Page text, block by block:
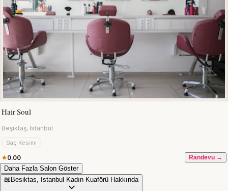
Hair Soul
Beşiktaş, İstanbul
Saç Kesimi
0.00 Randevu →
Daha Fazla Salon Göster
📖 Besiktas, Istanbul Kadın Kuaförü Hakkında